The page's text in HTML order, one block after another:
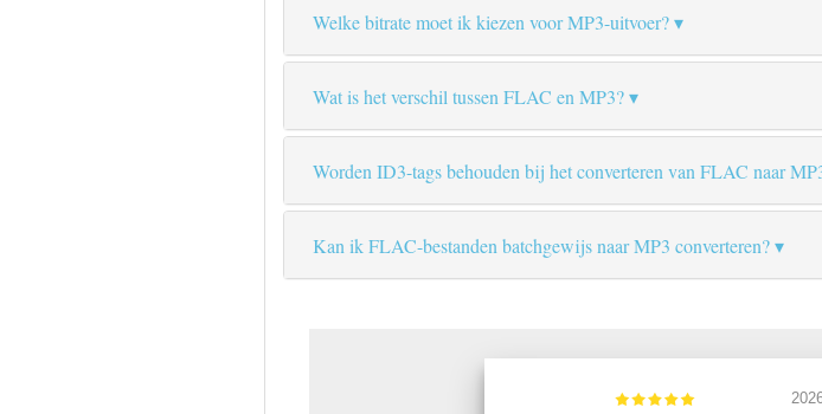
Welke bitrate moet ik kiezen voor MP3-uitvoer?
Wat is het verschil tussen FLAC en MP3?
Worden ID3-tags behouden bij het converteren van FLAC naar
Kan ik FLAC-bestanden batchgewijs naar MP3 converteren?